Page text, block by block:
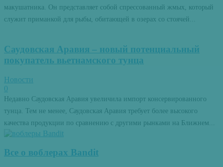
макушатника. Он представляет собой спрессованный жмых, который
служит приманкой для рыбы, обитающей в озерах со стоячей...
Саудовская Аравия – новый потенциальный
покупатель вьетнамского тунца
Новости
0
Недавно Саудовская Аравия увеличила импорт консервированного
тунца. Тем не менее, Саудовская Аравия требует более высокого
качества продукции по сравнению с другими рынками на Ближнем...
Все о воблерах Bandit